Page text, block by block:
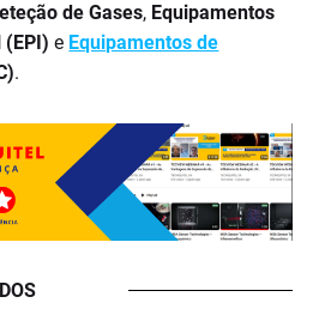
de Gases, Equipamentos
e Equipamentos de
.